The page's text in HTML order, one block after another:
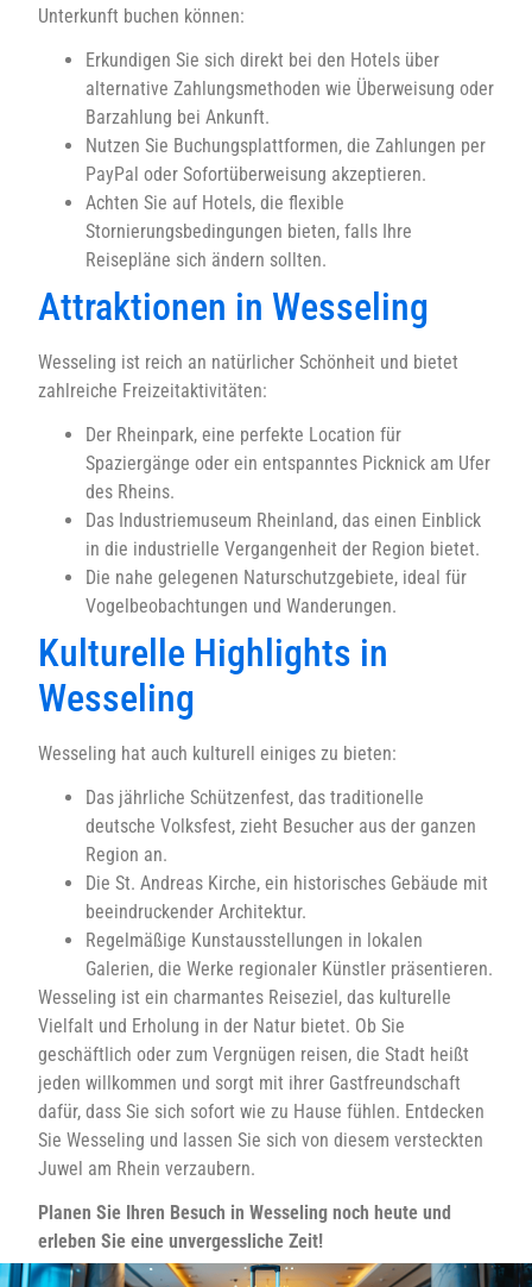
Unterkunft buchen können:
Erkundigen Sie sich direkt bei den Hotels über
alternative Zahlungsmethoden wie Überweisung oder
Barzahlung bei Ankunft.
Nutzen Sie Buchungsplattformen, die Zahlungen per
PayPal oder Sofortüberweisung akzeptieren.
Achten Sie auf Hotels, die flexible
Stornierungsbedingungen bieten, falls Ihre
Reisepläne sich ändern sollten.
Attraktionen in Wesseling
Wesseling ist reich an natürlicher Schönheit und bietet
zahlreiche Freizeitaktivitäten:
Der Rheinpark, eine perfekte Location für
Spaziergänge oder ein entspanntes Picknick am Ufer
des Rheins.
Das Industriemuseum Rheinland, das einen Einblick
in die industrielle Vergangenheit der Region bietet.
Die nahe gelegenen Naturschutzgebiete, ideal für
Vogelbeobachtungen und Wanderungen.
Kulturelle Highlights in
Wesseling
Wesseling hat auch kulturell einiges zu bieten:
Das jährliche Schützenfest, das traditionelle
deutsche Volksfest, zieht Besucher aus der ganzen
Region an.
Die St. Andreas Kirche, ein historisches Gebäude mit
beeindruckender Architektur.
Regelmäßige Kunstausstellungen in lokalen
Galerien, die Werke regionaler Künstler präsentieren.
Wesseling ist ein charmantes Reiseziel, das kulturelle
Vielfalt und Erholung in der Natur bietet. Ob Sie
geschäftlich oder zum Vergnügen reisen, die Stadt heißt
jeden willkommen und sorgt mit ihrer Gastfreundschaft
dafür, dass Sie sich sofort wie zu Hause fühlen. Entdecken
Sie Wesseling und lassen Sie sich von diesem versteckten
Juwel am Rhein verzaubern.
Planen Sie Ihren Besuch in Wesseling noch heute und
erleben Sie eine unvergessliche Zeit!